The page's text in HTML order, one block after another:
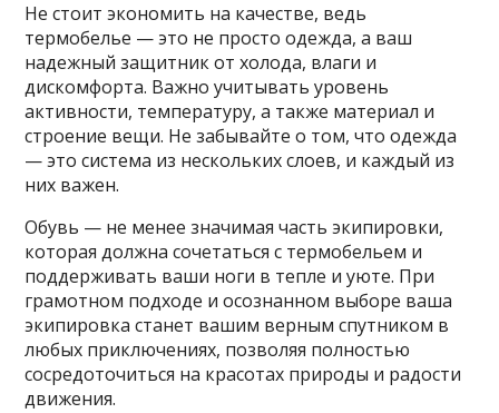
Не стоит экономить на качестве, ведь
термобелье — это не просто одежда, а ваш
надежный защитник от холода, влаги и
дискомфорта. Важно учитывать уровень
активности, температуру, а также материал и
строение вещи. Не забывайте о том, что одежда
— это система из нескольких слоев, и каждый из
них важен.
Обувь — не менее значимая часть экипировки,
которая должна сочетаться с термобельем и
поддерживать ваши ноги в тепле и уюте. При
грамотном подходе и осознанном выборе ваша
экипировка станет вашим верным спутником в
любых приключениях, позволяя полностью
сосредоточиться на красотах природы и радости
движения.